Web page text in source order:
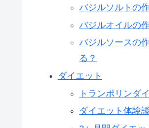
バジルソルトの
バジルオイルの
バジルソースの
る？
ダイエット
トランポリンダ
ダイエット体験